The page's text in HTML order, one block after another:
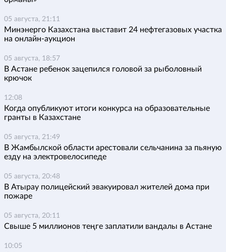
05 августа, 21:11
Минэнерго Казахстана выставит 24 нефтегазовых участка
на онлайн-аукцион
05 августа, 18:57
В Астане ребенок зацепился головой за рыболовный
крючок
12:08
Когда опубликуют итоги конкурса на образовательные
гранты в Казахстане
05 августа, 21:49
В Жамбылской области арестовали сельчанина за пьяную
езду на электровелосипеде
05 августа, 20:48
В Атырау полицейский эвакуировал жителей дома при
пожаре
05 августа, 20:11
Свыше 5 миллионов теңге заплатили вандалы в Астане
10:05